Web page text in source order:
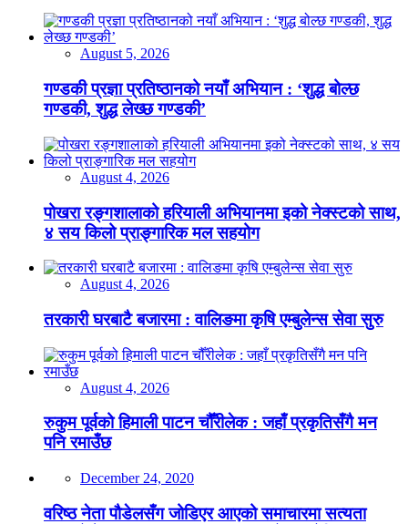
August 5, 2026
गण्डकी प्रज्ञा प्रतिष्ठानको नयाँ अभियान : ‘शुद्ध बोल्छ
गण्डकी, शुद्ध लेख्छ गण्डकी’
August 4, 2026
पोखरा रङ्गशालाको हरियाली अभियानमा इको नेक्स्टको साथ,
४ सय किलो प्राङ्गारिक मल सहयोग
August 4, 2026
तरकारी घरबाटै बजारमा : वालिङमा कृषि एम्बुलेन्स सेवा सुरु
August 4, 2026
रुकुम पूर्वको हिमाली पाटन चौँरीलेक : जहाँ प्रकृतिसँगै मन
पनि रमाउँछ
December 24, 2020
वरिष्ठ नेता पौडेलसँग जोडिएर आएको समाचारमा सत्यता